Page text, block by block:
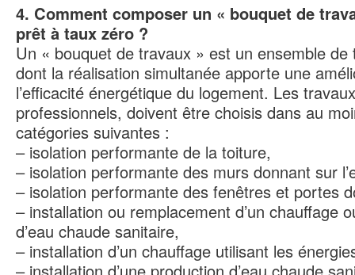
4. Comment composer un « bouquet de
prêt à taux zéro ?
Un « bouquet de travaux » est un ensemble
dont la réalisation simultanée apporte une
l’efficacité énergétique du logement. Les
professionnels, doivent être choisis dans au
catégories suivantes :
– isolation performante de la toiture,
– isolation performante des murs donnant sur
– isolation performante des fenêtres et portes
– installation ou remplacement d’un chauffage
d’eau chaude sanitaire,
– installation d’un chauffage utilisant les
– installation d’une production d’eau chaude